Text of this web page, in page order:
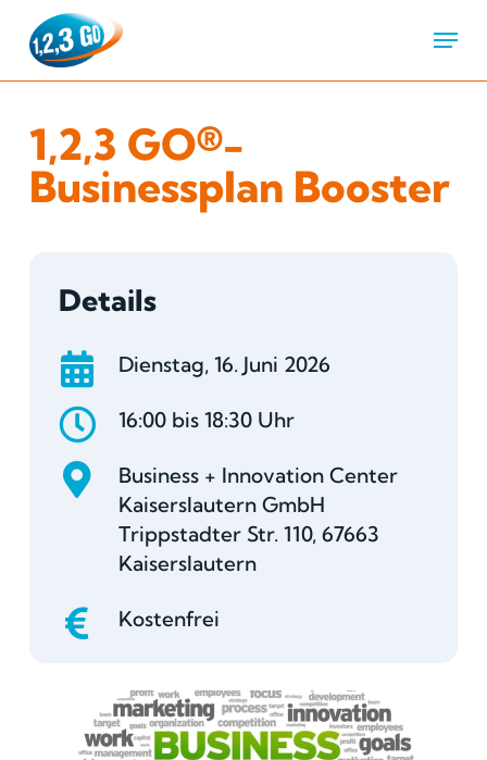
Menu
1,2,3 GO®-
Businessplan Booster
Details
Dienstag, 16. Juni 2026
16:00 bis 18:30 Uhr
Business + Innovation Center
Kaiserslautern GmbH
Trippstadter Str. 110, 67663
Kaiserslautern
Kostenfrei